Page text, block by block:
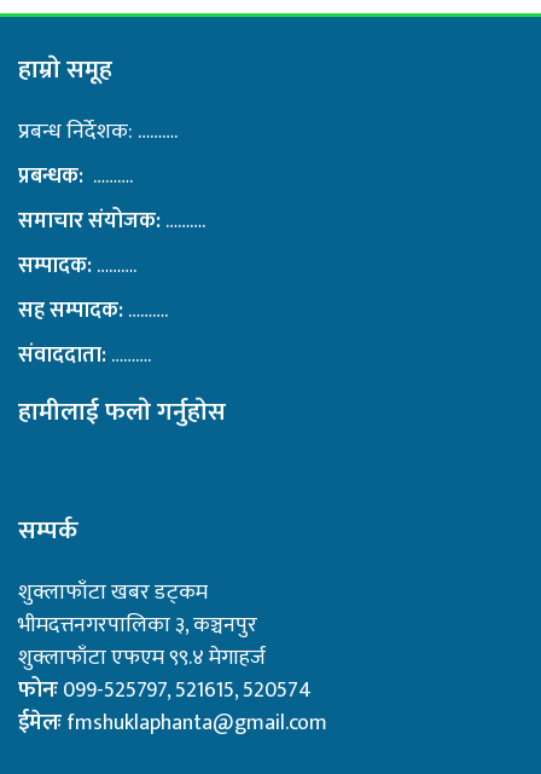
हाम्राे समूह
प्रबन्ध निर्देशक: ……….
प्रबन्धक: ……….
समाचार संयोजक:……….
सम्पादक:……….
सह सम्पादक:……….
संवाददाता:……….
हामीलाई फलाे गर्नुहाेस
सम्पर्क
शुक्लाफाँटा खबर डट्कम
भीमदत्तनगरपालिका ३, कञ्चनपुर
शुक्लाफाँटा एफएम ९९.४ मेगाहर्ज
फोनः099-525797, 521615, 520574
ईमेलःfmshuklaphanta@gmail.com